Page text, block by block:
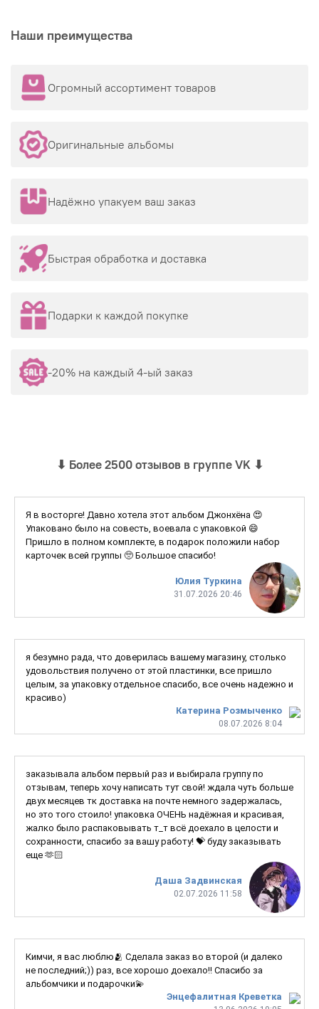
Наши преимущества
Огромный ассортимент товаров
Оригинальные альбомы
Надёжно упакуем ваш заказ
Быстрая обработка и доставка
Подарки к каждой покупке
-20% на каждый 4-ый заказ
⬇ Более 2500 отзывов в группе VK ⬇
Юлия Туркина
31.07.2026 20:46
Я в восторге! Давно хотела этот альбом Джонхёна 😍
Упаковано было на совесть, воевала с упаковкой 😄
Пришло в полном комплекте, в подарок положили набор
карточек всей группы 🥺 Большое спасибо!
Катерина Розмыченко
08.07.2026 8:04
я безумно рада, что доверилась вашему магазину, столько
удовольствия получено от этой пластинки, все пришло
целым, за упаковку отдельное спасибо, все очень надежно и
красиво)
Даша Задвинская
02.07.2026 11:58
заказывала альбом первый раз и выбирала группу по
отзывам, теперь хочу написать тут свой! ждала чуть больше
двух месяцев тк доставка на почте немного задержалась,
но это того стоило! упаковка ОЧЕНЬ надёжная и красивая,
жалко было распаковывать т_т всё доехало в целости и
сохранности, спасибо за вашу работу! 💝 буду заказывать
еще 🫶🏻
Энцефалитная Креветка
Кимчи, я вас люблю🫂 Сделала заказ во второй (и далеко
не последний;)) раз, все хорошо доехало!! Спасибо за
альбомчики и подарочки💫